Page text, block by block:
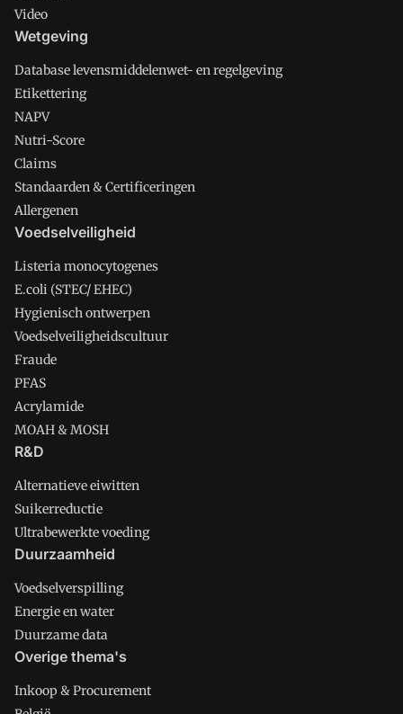
Video
Wetgeving
Database levensmiddelenwet- en regelgeving
Etikettering
NAPV
Nutri-Score
Claims
Standaarden & Certificeringen
Allergenen
Voedselveiligheid
Listeria monocytogenes
E.coli (STEC/ EHEC)
Hygienisch ontwerpen
Voedselveiligheidscultuur
Fraude
PFAS
Acrylamide
MOAH & MOSH
R&D
Alternatieve eiwitten
Suikerreductie
Ultrabewerkte voeding
Duurzaamheid
Voedselverspilling
Energie en water
Duurzame data
Overige thema's
Inkoop & Procurement